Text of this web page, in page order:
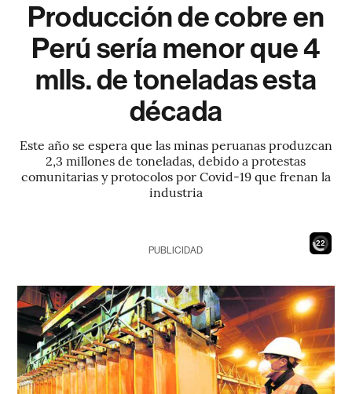
Producción de cobre en
Perú sería menor que 4
mlls. de toneladas esta
década
Este año se espera que las minas peruanas produzcan
2,3 millones de toneladas, debido a protestas
comunitarias y protocolos por Covid-19 que frenan la
industria
21
PUBLICIDAD